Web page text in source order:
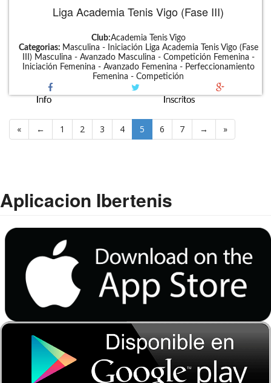
Info Inscritos
Info Inscritos
Info Inscritos
Info Inscritos
Liga Academia Tenis Vigo (Fase III)
Club:Academia Tenis Vigo
Categorias: Masculina - Iniciación Liga Academia Tenis Vigo (Fase
III) Masculina - Avanzado Masculina - Competición Femenina -
Iniciación Femenina - Avanzado Femenina - Perfeccionamiento
Femenina - Competición
Info Inscritos
« ← 1 2 3 4 5 6 7 → »
Aplicacion Ibertenis